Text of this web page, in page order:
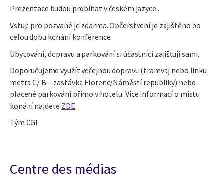
Prezentace budou probíhat v českém jazyce..
Vstup pro pozvané je zdarma. Občerstvení je zajištěno po
celou dobu konání konference.
Ubytování, dopravu a parkování si účastníci zajišťují sami.
Doporučujeme využít veřejnou dopravu (tramvaj nebo linku
metra C/ B – zastávka Florenc/Náměstí republiky) nebo
placené parkování přímo v hotelu. Více informací o místu
konání najdete ZDE
Tým CGI
Centre des médias